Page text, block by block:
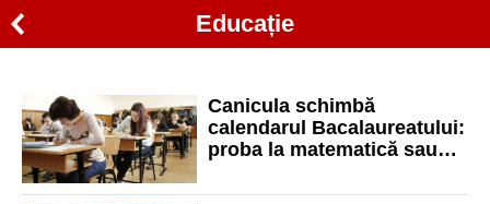
Educație
Canicula schimbă
calendarul Bacalaureatului:
proba la matematică sau